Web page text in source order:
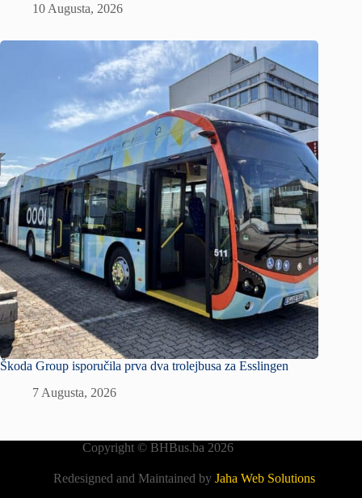
10 Augusta, 2026
Škoda Group isporučila prva dva trolejbusa za Esslingen
7 Augusta, 2026
Copyright © BHBus.ba 2026
Redesigned and Maintained byJaha Web Solutions